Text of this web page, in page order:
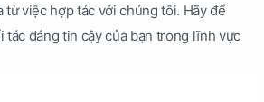
từ việc hợp tác với chúng tôi. Hãy để
đáng tin cậy của bạn trong lĩnh vực